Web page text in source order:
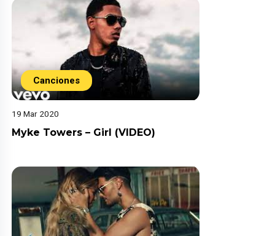
Canciones
19 Mar 2020
Myke Towers – Girl (VIDEO)